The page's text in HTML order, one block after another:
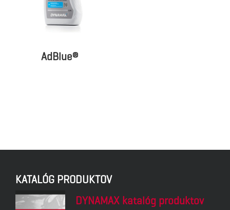
AdBlue®
KATALÓG PRODUKTOV
DYNAMAX katalóg produktov